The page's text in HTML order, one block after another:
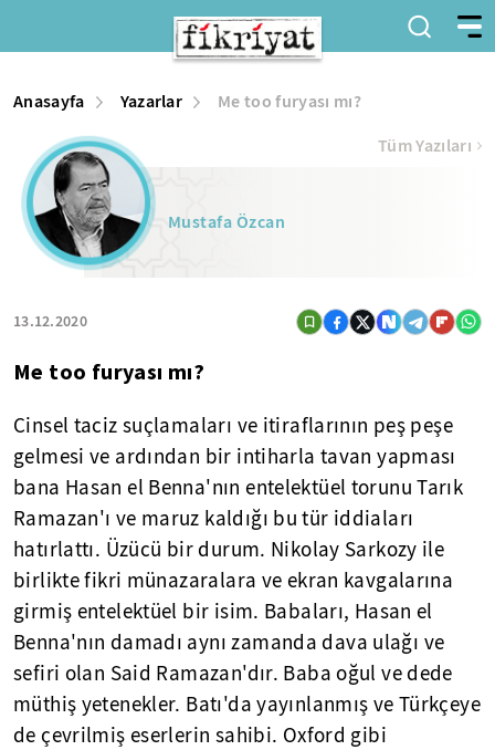
Anasayfa Yazarlar Me too furyası mı?
Mustafa Özcan
13.12.2020
Tüm Yazıları
Me too furyası mı?
Cinsel taciz suçlamaları ve itiraflarının peş peşe
gelmesi ve ardından bir intiharla tavan yapması
bana Hasan el Benna'nın entelektüel torunu Tarık
Ramazan'ı ve maruz kaldığı bu tür iddiaları
hatırlattı. Üzücü bir durum. Nikolay Sarkozy ile
birlikte fikri münazaralara ve ekran kavgalarına
girmiş entelektüel bir isim. Babaları, Hasan el
Benna'nın damadı aynı zamanda dava ulağı ve
sefiri olan Said Ramazan'dır. Baba oğul ve dede
müthiş yetenekler. Batı'da yayınlanmış ve Türkçeye
de çevrilmiş eserlerin sahibi. Oxford gibi